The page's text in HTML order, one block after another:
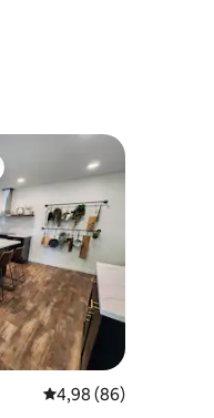
4,98 de uma
4,98 (86)